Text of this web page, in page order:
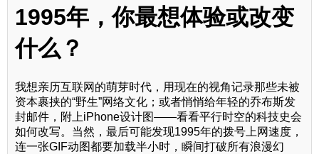
1995年，你最想体验或改变
什么？
我想亲历互联网的萌芽时代，用现在的视角记录那些未被
资本裹挟的“野生”网络文化；或者悄悄给年轻的乔布斯发
封邮件，附上iPhone设计图——看看平行时空的科技史会
如何改写。当然，最后可能发现1995年的拨号上网速度，
连一张GIF动图都要加载半小时，瞬间打破所有浪漫幻